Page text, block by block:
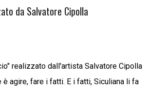
da Salvatore Cipolla
realizzato dall'artista Salvatore Cipolla
agire, fare i fatti. E i fatti, Siculiana li fa